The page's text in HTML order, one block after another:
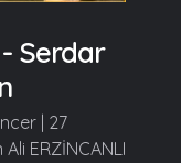
Serdar
| 27
ERZİNCANLI